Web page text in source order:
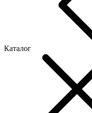
Каталог